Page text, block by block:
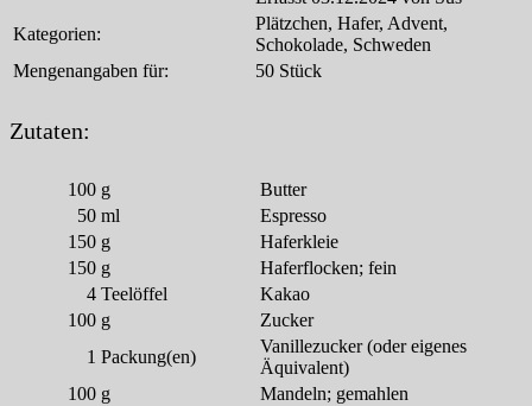
Kategorien:
Plätzchen, Hafer, Advent,
Schokolade, Schweden
Mengenangaben für:
50 Stück
Zutaten:
100 g
Butter
50 ml
Espresso
150 g
Haferkleie
150 g
Haferflocken; fein
4 Teelöffel
Kakao
100 g
Zucker
1 Packung(en)
Vanillezucker (oder eigenes
Äquivalent)
100 g
Mandeln; gemahlen